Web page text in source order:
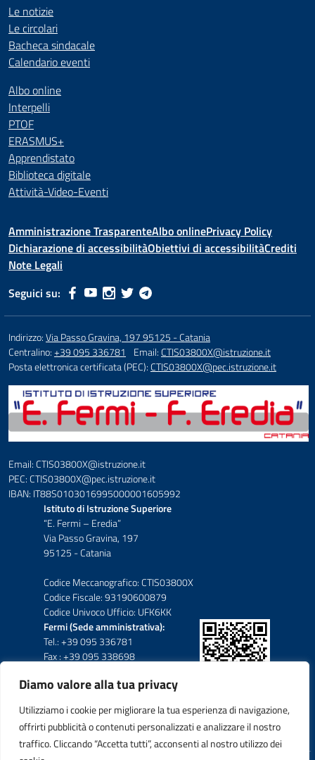
Diamo valore alla tua privacy
Utilizziamo i cookie per migliorare la tua esperienza di navigazione,
offrirti pubblicità o contenuti personalizzati e analizzare il nostro
traffico. Cliccando “Accetta tutti”, acconsenti al nostro utilizzo dei
Le notizie
Le circolari
Bacheca sindacale
Calendario eventi
Albo online
Interpelli
PTOF
ERASMUS+
Apprendistato
Biblioteca digitale
Attività-Video-Eventi
Amministrazione TrasparenteAlbo onlinePrivacy Policy
Dichiarazione di accessibilitàObiettivi di accessibilitàCrediti
Note Legali
Seguici su:
Indirizzo:Via Passo Gravina, 197 95125 - Catania
Centralino:+39 095 336781 Email:CTIS03800X@istruzione.it
Posta elettronica certificata (PEC):CTIS03800X@pec.istruzione.it
Email: CTIS03800X@istruzione.it
PEC: CTIS03800X@pec.istruzione.it
IBAN: IT88S0103016995000001605992
Istituto di Istruzione Superiore
“E. Fermi – Eredia”
Via Passo Gravina, 197
95125 - Catania
Codice Meccanografico: CTIS03800X
Codice Fiscale: 93190600879
Codice Univoco Ufficio: UFK6KK
Fermi (Sede amministrativa):
Tel.: +39 095 336781
Fax : +39 095 338698
Eredia-Deodato:
Tel.: +39 095 6136206
Fax : +39 095 330503